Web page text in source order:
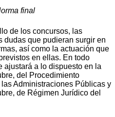
final
de los concursos, las
dudas que pudieran surgir en
así como la actuación que
en ellas. En todo
ajustará a lo dispuesto en la
del Procedimiento
Administraciones Públicas y
de Régimen Jurídico del